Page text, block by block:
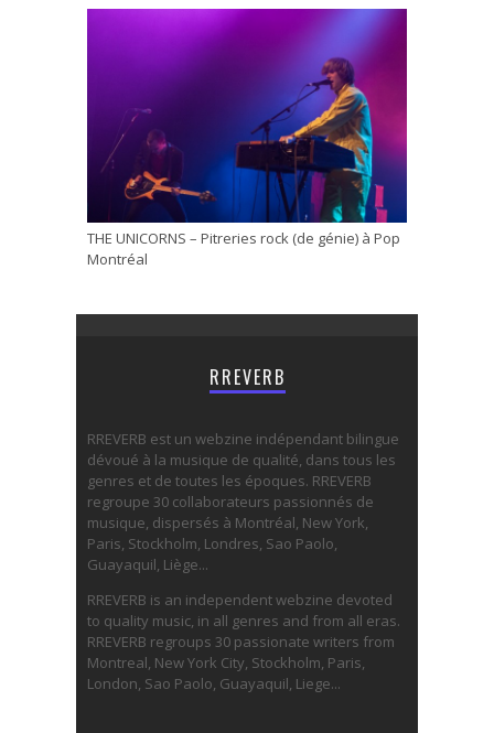
THE UNICORNS – Pitreries rock (de génie) à Pop
Montréal
RREVERB
RREVERB est un webzine indépendant bilingue
dévoué à la musique de qualité, dans tous les
genres et de toutes les époques. RREVERB
regroupe 30 collaborateurs passionnés de
musique, dispersés à Montréal, New York,
Paris, Stockholm, Londres, Sao Paolo,
Guayaquil, Liège...
RREVERB is an independent webzine devoted
to quality music, in all genres and from all eras.
RREVERB regroups 30 passionate writers from
Montreal, New York City, Stockholm, Paris,
London, Sao Paolo, Guayaquil, Liege...